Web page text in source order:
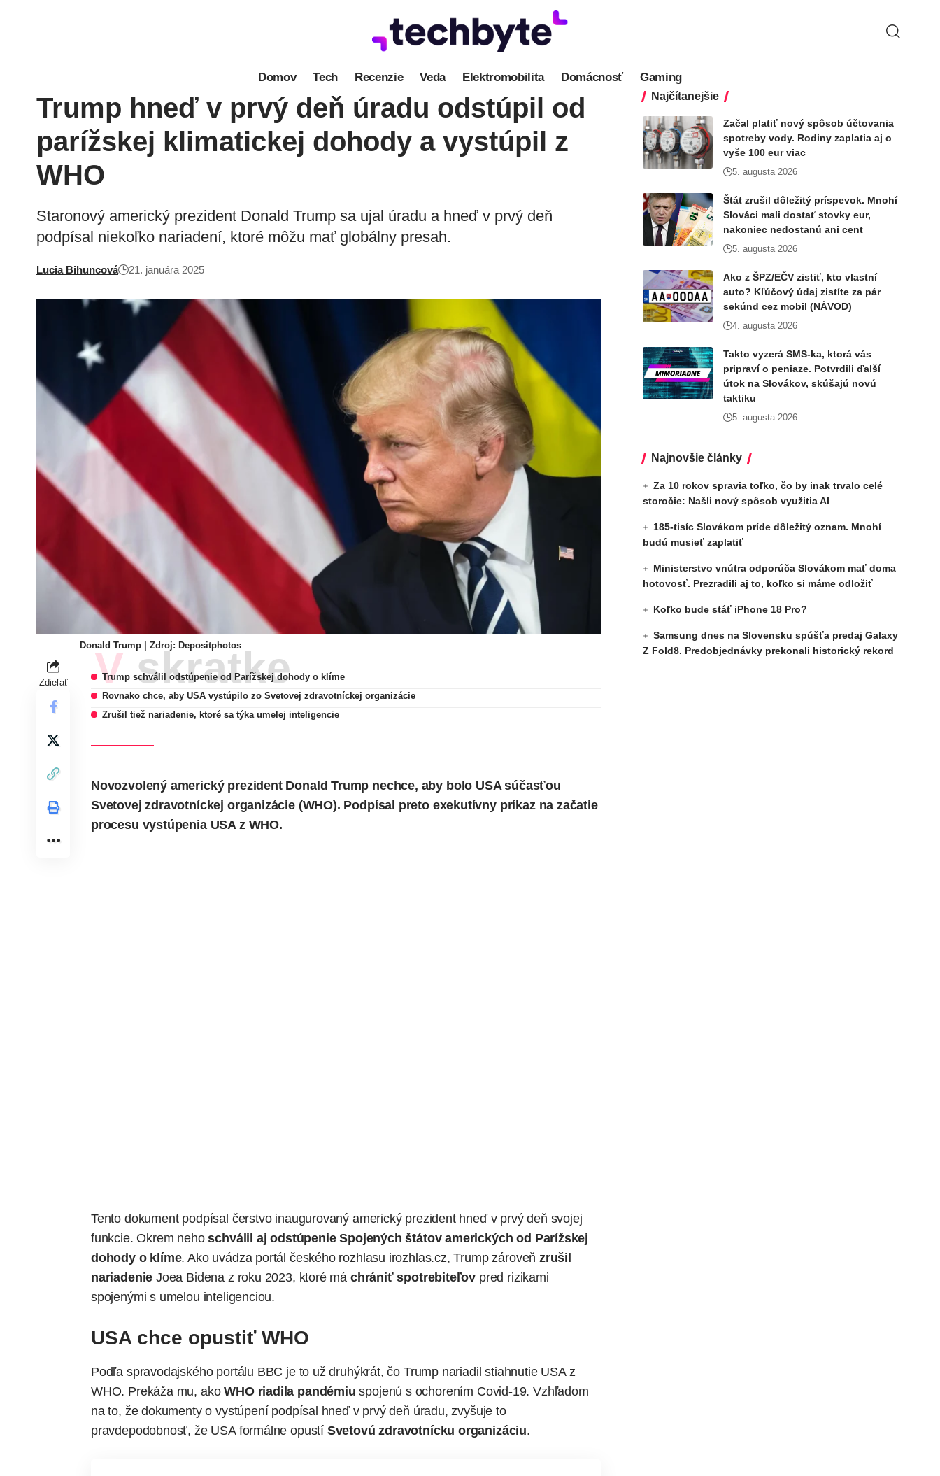
Domov Tech Recenzie Veda Elektromobilita Domácnosť Gaming
Trump hneď v prvý deň úradu odstúpil od
parížskej klimatickej dohody a vystúpil z
WHO
Staronový americký prezident Donald Trump sa ujal úradu a hneď v prvý deň
podpísal niekoľko nariadení, ktoré môžu mať globálny presah.
Lucia Bihuncová 21. januára 2025
Donald Trump | Zdroj: Depositphotos
Zdieľať V skratke
Trump schválil odstúpenie od Parížskej dohody o klíme
Rovnako chce, aby USA vystúpilo zo Svetovej zdravotníckej organizácie
Zrušil tiež nariadenie, ktoré sa týka umelej inteligencie
Novozvolený americký prezident Donald Trump nechce, aby bolo USA súčasťou
Svetovej zdravotníckej organizácie (WHO). Podpísal preto exekutívny príkaz na začatie
procesu vystúpenia USA z WHO.
Tento dokument podpísal čerstvo inaugurovaný americký prezident hneď v prvý deň svojej
funkcie. Okrem nehoschválil aj odstúpenie Spojených štátov amerických od Parížskej
dohody o klíme. Ako uvádzaportál českého rozhlasu irozhlas.cz, Trump zároveň zrušil
nariadenie Joea Bidena z roku 2023, ktoré má chrániť spotrebiteľov pred rizikami
spojenými s umelou inteligenciou.
USA chce opustiť WHO
Podľa spravodajského portálu BBC je to už druhýkrát, čo Trump nariadil stiahnutie USA z
WHO. Prekáža mu, akoWHO riadila pandémiu spojenú s ochorením Covid-19. Vzhľadom
na to, že dokumenty o vystúpení podpísal hneď v prvý deň úradu, zvyšuje to
pravdepodobnosť, že USA formálne opustí Svetovú zdravotnícku organizáciu.
Najčítanejšie
Začal platiť nový spôsob účtovania
spotreby vody. Rodiny zaplatia aj o
vyše 100 eur viac
5. augusta 2026
Štát zrušil dôležitý príspevok. Mnohí
Slováci mali dostať stovky eur,
nakoniec nedostanú ani cent
5. augusta 2026
Ako z ŠPZ/EČV zistiť, kto vlastní
auto? Kľúčový údaj zistíte za pár
sekúnd cez mobil (NÁVOD)
4. augusta 2026
Takto vyzerá SMS-ka, ktorá vás
pripraví o peniaze. Potvrdili ďalší
útok na Slovákov, skúšajú novú
taktiku
5. augusta 2026
Najnovšie články
Za 10 rokov spravia toľko, čo by inak trvalo celé
storočie: Našli nový spôsob využitia AI
185-tisíc Slovákom príde dôležitý oznam. Mnohí
budú musieť zaplatiť
Ministerstvo vnútra odporúča Slovákom mať doma
hotovosť. Prezradili aj to, koľko si máme odložiť
Koľko bude stáť iPhone 18 Pro?
Samsung dnes na Slovensku spúšťa predaj Galaxy
Z Fold8. Predobjednávky prekonali historický rekord